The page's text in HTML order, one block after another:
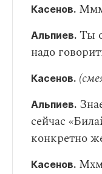
Касенов.
Альпиев. Ты
надо
Касенов.
Альпиев.
сейчас
конкретно
Касенов.